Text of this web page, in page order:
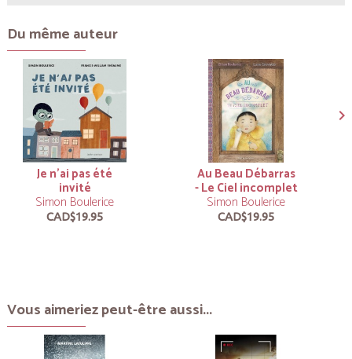
Du même auteur
Je n’ai pas été
invité
Simon Boulerice
CAD$19.95
Au Beau Débarras
- Le Ciel incomplet
Simon Boulerice
CAD$19.95
Vous aimeriez peut-être aussi...